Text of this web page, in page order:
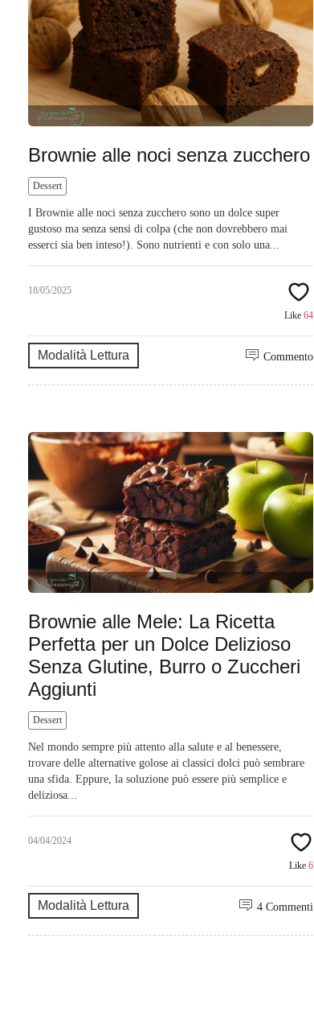
Brownie alle noci senza zucchero
Dessert
I Brownie alle noci senza zucchero sono un dolce super
gustoso ma senza sensi di colpa (che non dovrebbero mai
esserci sia ben inteso!). Sono nutrienti e con solo una...
18/05/2025
Like64
Modalità Lettura Commento
Brownie alle Mele: La Ricetta
Perfetta per un Dolce Delizioso
Senza Glutine, Burro o Zuccheri
Aggiunti
Dessert
Nel mondo sempre più attento alla salute e al benessere,
trovare delle alternative golose ai classici dolci può sembrare
una sfida. Eppure, la soluzione può essere più semplice e
deliziosa...
04/04/2024
Like6
Modalità Lettura 4 Commenti